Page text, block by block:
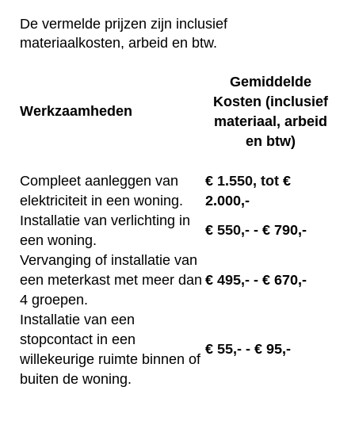
De vermelde prijzen zijn inclusief
materiaalkosten, arbeid en btw.
Werkzaamheden
Gemiddelde
Kosten (inclusief
materiaal, arbeid
en btw)
Compleet aanleggen van
elektriciteit in een woning.
€ 1.550, tot €
2.000,-
Installatie van verlichting in
een woning.
€ 550,- - € 790,-
Vervanging of installatie van
een meterkast met meer dan
4 groepen.
€ 495,- - € 670,-
Installatie van een
stopcontact in een
willekeurige ruimte binnen of
buiten de woning.
€ 55,- - € 95,-